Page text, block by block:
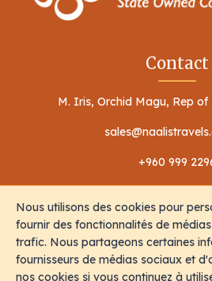
Contact
M. Iris, Orchid Magu, Rep of
+960 999
Conditions d'utilisation
Nous utilisons des cookies pour
fournir des fonctionnalités de
trafic. Nous partageons certaines
fournisseurs de médias sociaux et
nos cookies si vous continuez à